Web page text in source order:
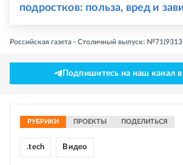
подростков: польза, вред и
Российская газета - Столичный выпуск:
Подпишитесь на наш канал в
РУБРИКИ ПРОЕКТЫ ПОДЕЛИТЬСЯ
.tech Видео